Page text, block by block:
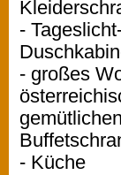
-
- großes
- Küche